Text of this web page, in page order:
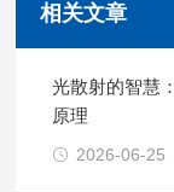
相关文章
光散射的智慧
原理
2026-06-25